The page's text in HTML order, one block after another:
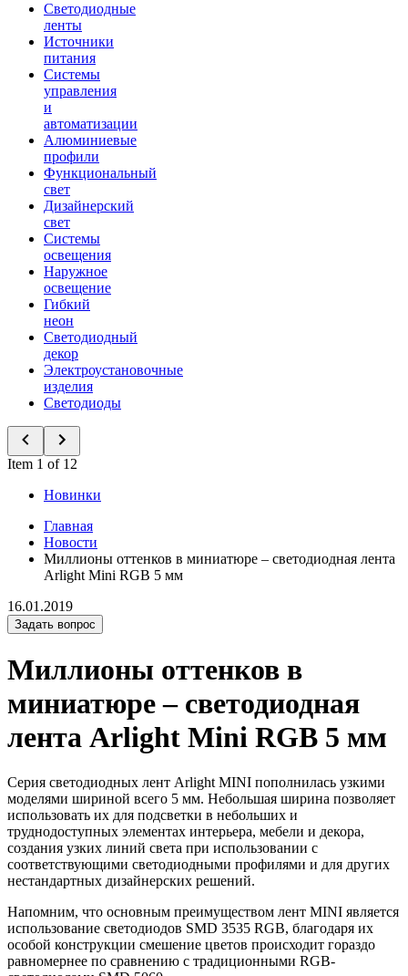
Светодиодные
ленты
Источники
питания
Системы
управления
и
автоматизации
Алюминиевые
профили
Функциональный
свет
Дизайнерский
свет
Системы
освещения
Наружное
освещение
Гибкий
неон
Светодиодный
декор
Электроустановочные
изделия
Светодиоды
Item 1 of 12
Новинки
Главная
Новости
Миллионы оттенков в миниатюре – светодиодная лента
Arlight Mini RGB 5 мм
16.01.2019
Задать вопрос
Миллионы оттенков в
миниатюре – светодиодная
лента Arlight Mini RGB 5 мм
Серия светодиодных лент Arlight MINI пополнилась узкими
моделями шириной всего 5 мм. Небольшая ширина позволяет
использовать их для подсветки в небольших и
труднодоступных элементах интерьера, мебели и декора,
создания узких линий света при использовании с
соответствующими светодиодными профилями и для других
нестандартных дизайнерских решений.
Напомним, что основным преимуществом лент MINI является
использование светодиодов SMD 3535 RGB, благодаря их
особой конструкции смешение цветов происходит гораздо
равномернее по сравнению с традиционными RGB-